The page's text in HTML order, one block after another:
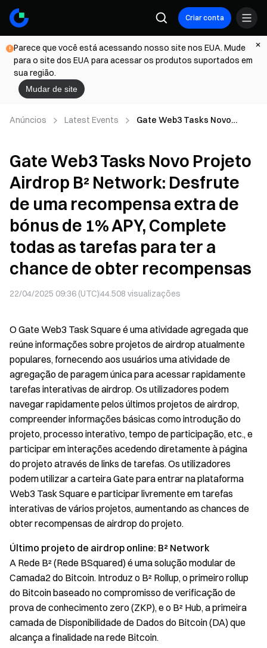
Criar conta
Parece que você está acessando nosso site nos EUA. Mude
para o site dos EUA para acessar os produtos suportados em
sua região.
Mudar de site
Anúncios Latest Events
Gate Web3 Tasks Novo
extra de bónus de 1% APY,
Complete todas as tarefas
para ter a chance de obter
Gate Web3 Tasks Novo Projeto
Airdrop B² Network: Desfrute
de uma recompensa extra de
bónus de 1% APY, Complete
todas as tarefas para ter a
chance de obter recompensas
22/04/2025 09:36 (UTC)44.508 visualizações
O Gate Web3 Task Square é uma atividade agregada que
reúne informações sobre projetos de airdrop atualmente
populares, fornecendo aos usuários uma atividade de
agregação de paragem única para acessar rapidamente
tarefas interativas de airdrop. Os utilizadores podem
navegar rapidamente pelos últimos projetos de airdrop,
compreender informações básicas como introdução do
projeto, processo interativo, tempo de participação, etc., e
participar em interações acedendo diretamente à página
do projeto através de links de tarefas. Os utilizadores
podem utilizar a carteira Gate para entrar na plataforma
Web3 Task Square e participar livremente em tarefas
interativas de vários projetos, aumentando as chances de
obter recompensas de airdrop do projeto.
Último projeto de airdrop online: B² Network
A Rede B² (Rede BSquared) é uma solução modular de
Camada2 do Bitcoin. Introduz o B² Rollup, o primeiro rollup
do Bitcoin baseado no compromisso de verificação de
prova de conhecimento zero (ZKP), e o B² Hub, a primeira
camada de Disponibilidade de Dados do Bitcoin (DA) que
alcança a finalidade na rede Bitcoin.